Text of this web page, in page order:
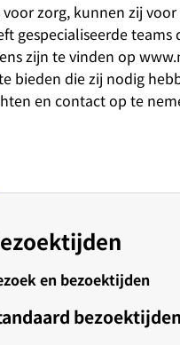
zorg, kunnen zij
gespecialiseerde
zijn te vinden op
bieden die zij nodig
en contact op te
en bezoektijden
bezoektijden